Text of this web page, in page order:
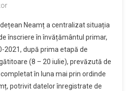
Neamț a centralizat situația
înscriere în învățământul primar,
2021, după prima etapă de
(8 – 20 iulie), prevăzută de
în luna mai prin ordinde
potrivit datelor înregistrate de